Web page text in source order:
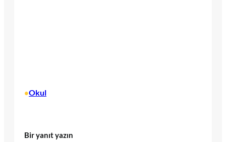
•Okul
Bir yanıt yazın